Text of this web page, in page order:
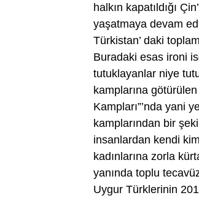
halkın kapatıldığı
yaşatmaya devam
Türkistan’ daki
Buradaki esas ironi
tutuklayanlar niye
kamplarına
Kampları”’nda yani
kamplarından bir
insanlardan kendi
kadınlarına zorla
yanında toplu
Uygur Türklerinin